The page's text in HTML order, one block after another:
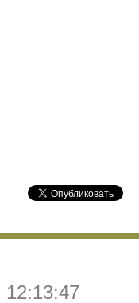
12:13:47